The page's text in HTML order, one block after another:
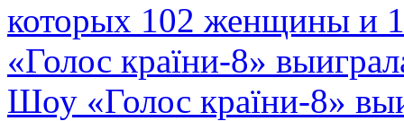
которых 102 женщины и
«Голос країни-8»
Шоу «Голос країни-8»